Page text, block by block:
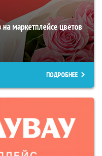
маркетплейсе цветов
ПОДРОБНЕЕ